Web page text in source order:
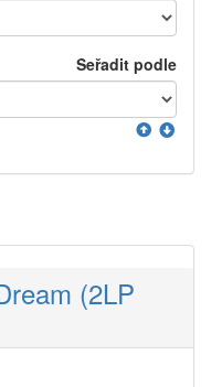
Seřadit podle
(2LP